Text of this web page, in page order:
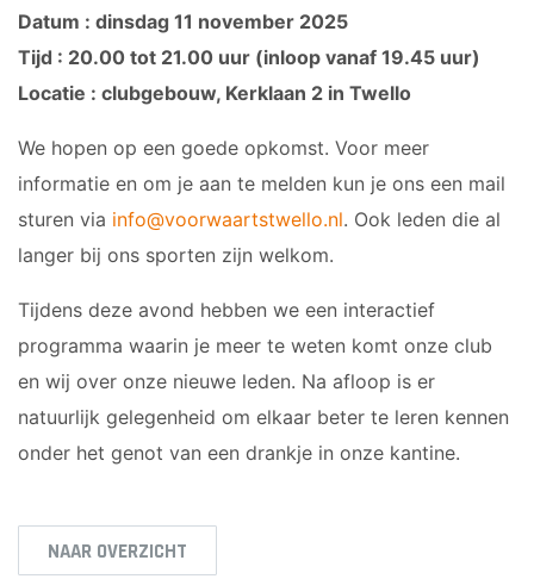
Datum : dinsdag 11 november 2025
Tijd : 20.00 tot 21.00 uur (inloop vanaf 19.45 uur)
Locatie : clubgebouw, Kerklaan 2 in Twello
We hopen op een goede opkomst. Voor meer
informatie en om je aan te melden kun je ons een mail
sturen via info@voorwaartstwello.nl. Ook leden die al
langer bij ons sporten zijn welkom.
Tijdens deze avond hebben we een interactief
programma waarin je meer te weten komt onze club
en wij over onze nieuwe leden. Na afloop is er
natuurlijk gelegenheid om elkaar beter te leren kennen
onder het genot van een drankje in onze kantine.
NAAR OVERZICHT